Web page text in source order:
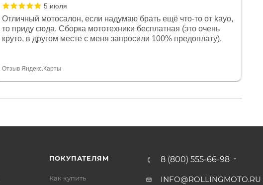
5 июля
Отличный мотосалон, если надумаю брать ещё что-то от kayo,
то приду сюда. Сборка мототехники бесплатная (это очень
круто, в другом месте с меня запросили 100% предоплату),
спасибо отдельное, всегда на связи, очень детально всё
Отзыв Яндекс.Карты
ПОКУПАТЕЛЯМ
Как купить
8 (800) 555-66-98
INFO@ROLLINGMOTO.RU